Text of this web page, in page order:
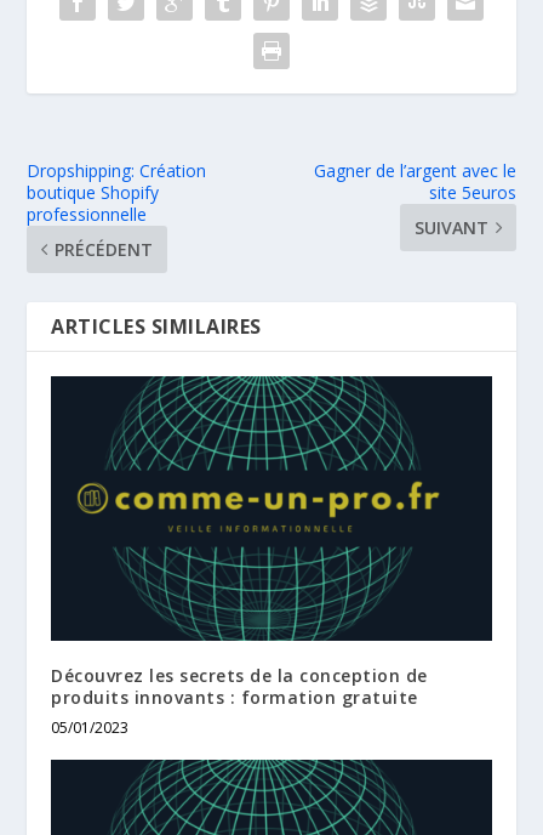
Dropshipping: Création
boutique Shopify
professionnelle
PRÉCÉDENT
Gagner de l’argent avec le
site 5euros
SUIVANT
ARTICLES SIMILAIRES
Découvrez les secrets de la conception de
produits innovants : formation gratuite
05/01/2023